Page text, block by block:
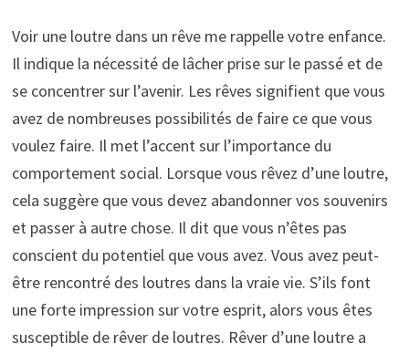
Voir une loutre dans un rêve me rappelle votre enfance.
Il indique la nécessité de lâcher prise sur le passé et de
se concentrer sur l’avenir. Les rêves signifient que vous
avez de nombreuses possibilités de faire ce que vous
voulez faire. Il met l’accent sur l’importance du
comportement social. Lorsque vous rêvez d’une loutre,
cela suggère que vous devez abandonner vos souvenirs
et passer à autre chose. Il dit que vous n’êtes pas
conscient du potentiel que vous avez. Vous avez peut-
être rencontré des loutres dans la vraie vie. S’ils font
une forte impression sur votre esprit, alors vous êtes
susceptible de rêver de loutres. Rêver d’une loutre a